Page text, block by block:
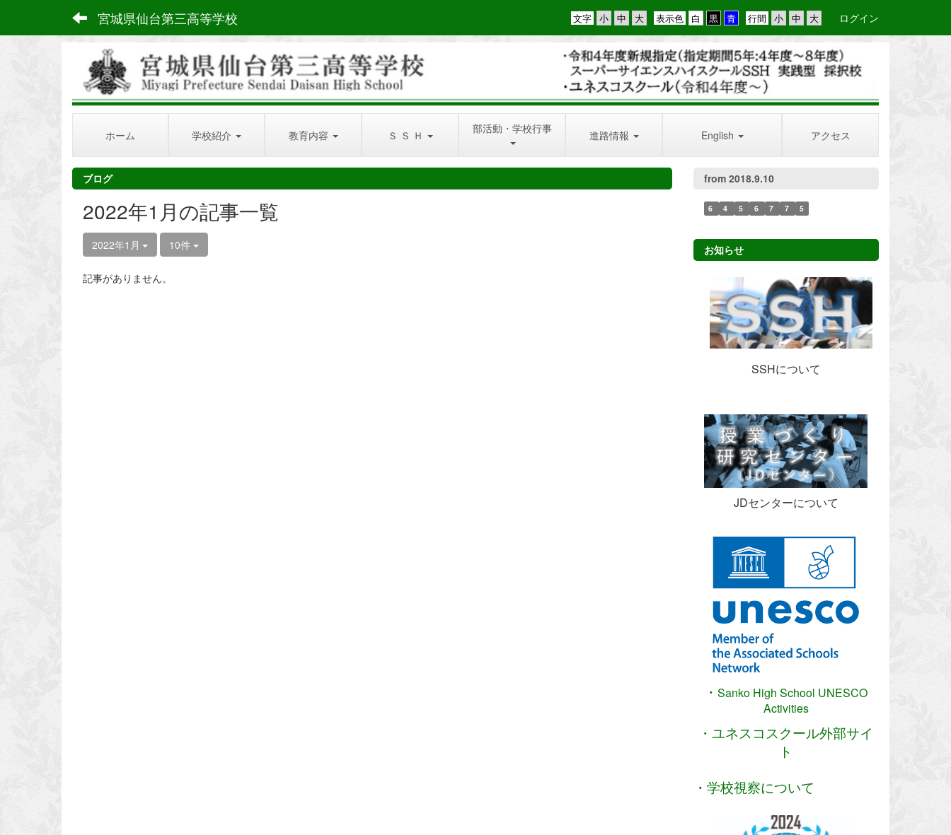
宮城県仙台第三高等学校 行間
表示色
文字 ログイン
ホーム 学校紹介 教育内容 Ｓ Ｓ Ｈ 部活動・学校行事 進路情報 English アクセス
ブログ
2022年1月の記事一覧
2022年1月 10件
記事がありません。
from 2018.9.10
6 4 5 6 7 7 5
お知らせ
SSHについて
JDセンターについて
・Sanko High School UNESCO
Activities
・ユネスコスクール外部サイ
ト
・ 学校視察について